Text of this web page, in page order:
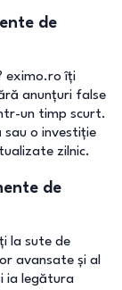
de
eximo.ro îți
anunțuri false
un timp scurt.
sau o investiție
zilnic.
de
la sute de
avansate și al
ia legătura